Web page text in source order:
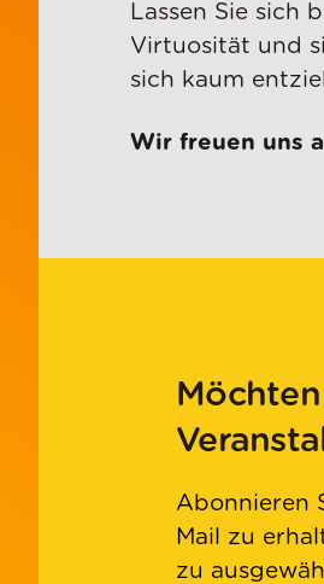
Lassen Sie sich
Virtuosität und
sich kaum
Wir freuen uns
Abonnieren
Mail zu
zu